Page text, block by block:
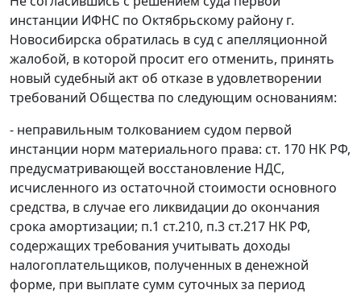
инстанции ИФНС по Октябрьскому району г.
Новосибирска обратилась в суд с апелляционной
жалобой, в которой просит его отменить, принять
новый судебный акт об отказе в удовлетворении
требований Общества по следующим основаниям:
- неправильным толкованием судом первой
инстанции норм материального права: ст. 170 НК РФ,
предусматривающей восстановление НДС,
исчисленного из остаточной стоимости основного
средства, в случае его ликвидации до окончания
срока амортизации; п.1 ст.210, п.3 ст.217 НК РФ,
содержащих требования учитывать доходы
налогоплательщиков, полученных в денежной
форме, при выплате сумм суточных за период